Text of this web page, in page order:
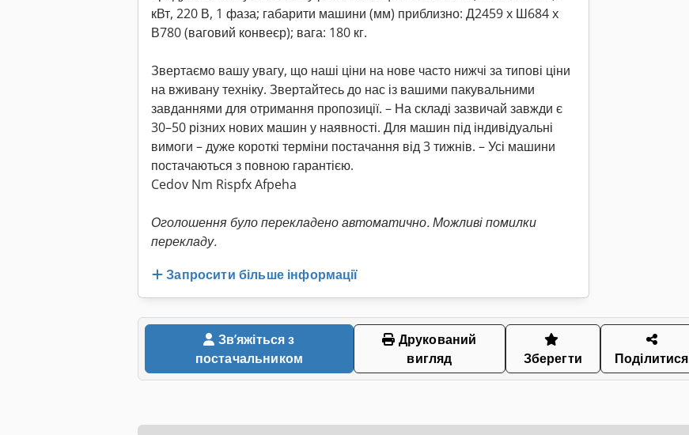
кВт, 220 В, 1 фаза; габарити машини (мм) приблизно: Д2459 x Ш684 x
В780 (ваговий конвеєр); вага: 180 кг.
Звертаємо вашу увагу, що наші ціни на нове часто нижчі за типові ціни
на вживану техніку. Звертайтесь до нас із вашими пакувальними
завданнями для отримання пропозиції. – На складі зазвичай завжди є
30–50 різних нових машин у наявності. Для машин під індивідуальні
вимоги – дуже короткі терміни постачання від 3 тижнів. – Усі машини
постачаються з повною гарантією.
Cedov Nm Rispfx Afpeha
Оголошення було перекладено автоматично. Можливі помилки
перекладу.
Запросити більше інформації
постачальником
Друкований
вигляд
Зберегти Поділитися